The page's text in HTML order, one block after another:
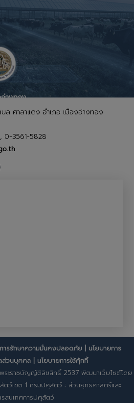
างทอง
ล ศาลาแดง อำเภอ เมืองอ่างทอง
0-3561-5828
ารรักษาความมั่นคงปลอดภัย
นโยบายการ
วนบุคคล| นโยบายการใช้คุ้กกี้
ะราชบัญญัติลิขสิทธิ์ 2537 พัฒนาเว็บไซต์โดย
ตว์เขต 1 กรมปศุสัตว์ : ส่วนยุทธศาสตร์และ
รสนเทศการปศุสัตว์